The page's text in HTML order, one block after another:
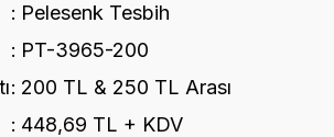
Pelesenk Tesbih
PT-3965-200
200 TL & 250 TL Arası
448,69 TL + KDV